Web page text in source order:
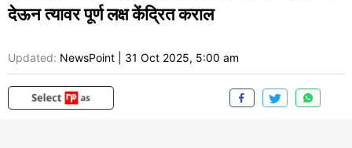
देऊन त्यावर पूर्ण लक्ष केंद्रित कराल
Updated: NewsPoint 31 Oct 2025, 5:00 am